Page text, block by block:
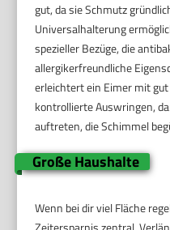
gut, da sie Schmutz
Universalhalterung
spezieller Bezüge, die
allergikerfreundliche
erleichtert ein Eimer mit
kontrollierte Auswringen,
auftreten, die Schimmel
Große Haushalte
Wenn bei dir viel Fläche